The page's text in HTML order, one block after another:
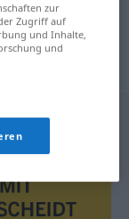
zur
Zugriff auf
und Inhalte,
und